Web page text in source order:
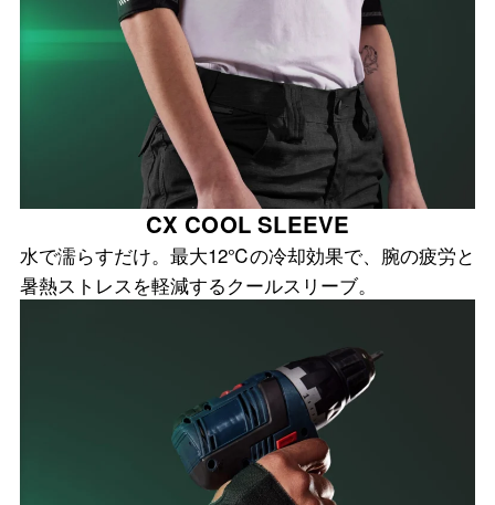
CX COOL SLEEVE
水で濡らすだけ。最大12℃の冷却効果で、腕の疲労と
暑熱ストレスを軽減するクールスリーブ。